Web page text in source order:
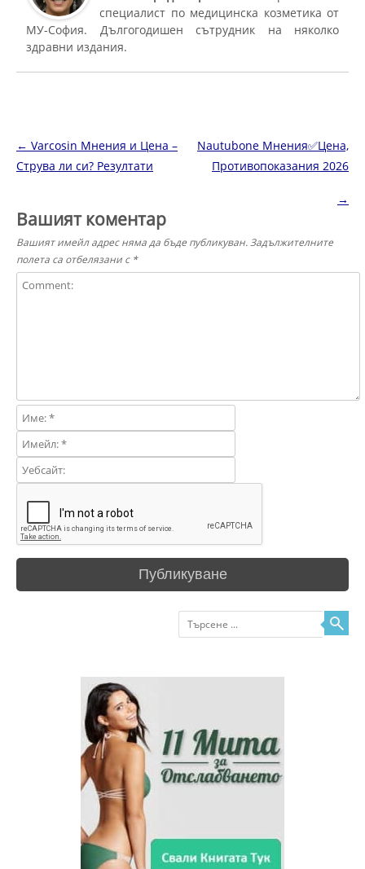
специалист по медицинска козметика от
МУ-София. Дългогодишен сътрудник на няколко
здравни издания.
Навигация в публикациите
← Varcosin Мнения и Цена –
Струва ли си? Резултати
Nautubone Мнения✅Цена,
Противопоказания 2026
→
Вашият коментар
Вашият имейл адрес няма да бъде публикуван.Задължителните
полета са отбелязани с *
Търсене